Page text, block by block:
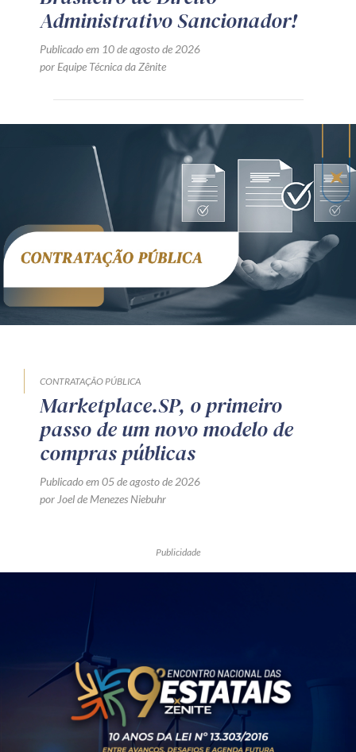
Administrativo Sancionador!
Publicado em 10 de agosto de 2026
por Equipe Técnica da Zênite
CONTRATAÇÃO PÚBLICA
Marketplace.SP, o primeiro
passo de um novo modelo de
compras públicas
Publicado em 05 de agosto de 2026
por Joel de Menezes Niebuhr
Publicidade